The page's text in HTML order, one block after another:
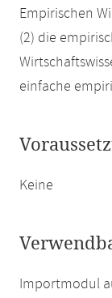
Empirischen
(2) die
einfache
Keine
Importmodul